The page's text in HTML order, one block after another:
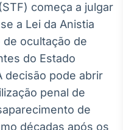
Label
para
começa a julgar
a Lei da Anistia
de ocultação de
do Estado
decisão pode abrir
penal de
de
décadas após os